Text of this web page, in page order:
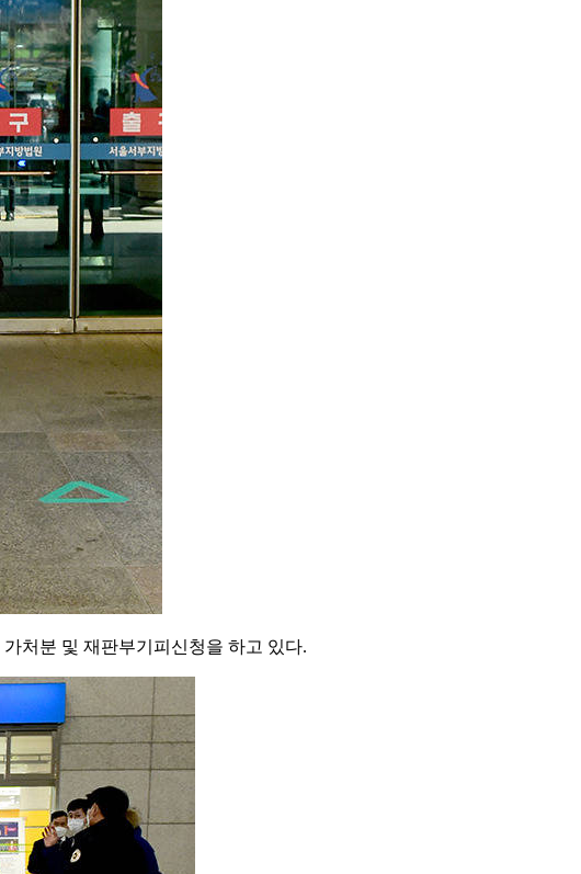
처분 및 재판부기피신청을 하고 있다.